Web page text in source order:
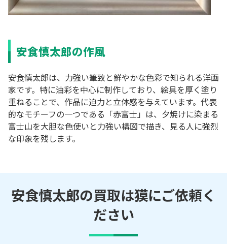
安食慎太郎の作風
安食慎太郎は、力強い筆致と鮮やかな色彩で知られる洋画
家です。特に油彩を中心に制作しており、絵具を厚く塗り
重ねることで、作品に迫力と立体感を与えています。代表
的なモチーフの一つである「赤富士」は、夕焼けに染まる
富士山を大胆な色使いと力強い構図で描き、見る人に強烈
な印象を残します。
安食慎太郎の買取は獏にご依頼く
ださい